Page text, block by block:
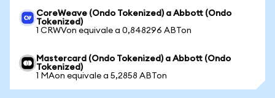
CoreWeave (Ondo Tokenized) a Abbott (Ondo
Tokenized)
1 CRWVon equivale a 0,848296 ABTon
Mastercard (Ondo Tokenized) a Abbott (Ondo
Tokenized)
1 MAon equivale a 5,2858 ABTon